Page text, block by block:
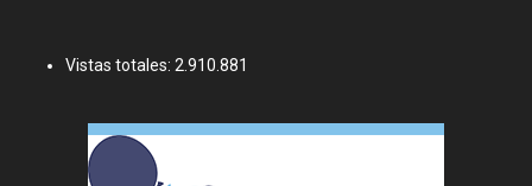
Vistas totales: 2.910.881